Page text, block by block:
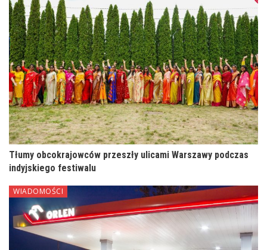
Tłumy obcokrajowców przeszły ulicami Warszawy podczas
indyjskiego festiwalu
WIADOMOŚCI